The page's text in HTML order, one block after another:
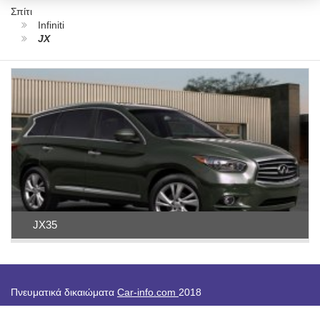
Σπίτι
Infiniti
JX
JX35
Πνευματικά δικαιώματα Car-info.com 2018